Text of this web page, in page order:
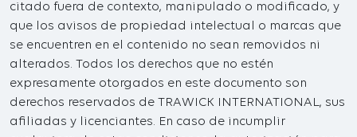
citado fuera de contexto, manipulado o modificado, y
que los avisos de propiedad intelectual o marcas que
se encuentren en el contenido no sean removidos ni
alterados. Todos los derechos que no estén
expresamente otorgados en este documento son
derechos reservados de TRAWICK INTERNATIONAL, sus
afiliadas y licenciantes. En caso de incumplir